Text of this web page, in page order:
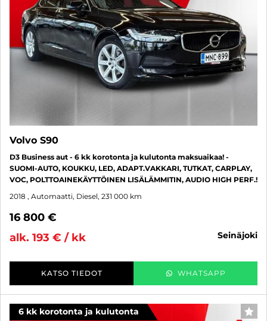
Volvo S90
D3 Business aut - 6 kk korotonta ja kulutonta maksuaikaa! -
SUOMI-AUTO, KOUKKU, LED, ADAPT.VAKKARI, TUTKAT, CARPLAY,
VOC, POLTTOAINEKÄYTTÖINEN LISÄLÄMMITIN, AUDIO HIGH PERF.!
2018 , Automaatti, Diesel, 231 000 km
16 800 €
alk. 193 € / kk
seinäjoki
KATSO TIEDOT WHATSAPP
6 kk korotonta ja kulutonta